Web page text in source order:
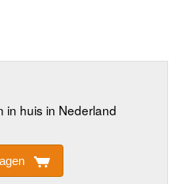
in huis in Nederland